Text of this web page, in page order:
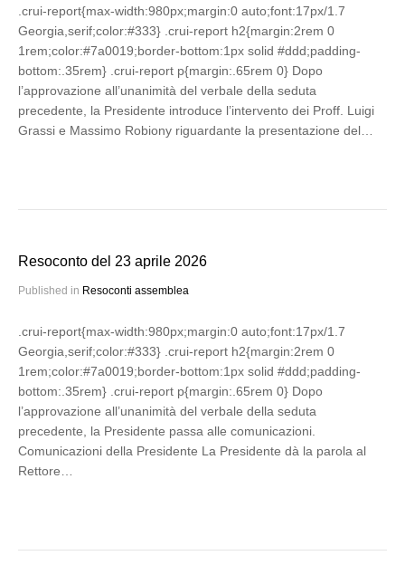
.crui-report{max-width:980px;margin:0 auto;font:17px/1.7
Georgia,serif;color:#333} .crui-report h2{margin:2rem 0
1rem;color:#7a0019;border-bottom:1px solid #ddd;padding-
bottom:.35rem} .crui-report p{margin:.65rem 0} Dopo
l’approvazione all’unanimità del verbale della seduta
precedente, la Presidente introduce l’intervento dei Proff. Luigi
Grassi e Massimo Robiony riguardante la presentazione del…
Resoconto del 23 aprile 2026
Published in Resoconti assemblea
.crui-report{max-width:980px;margin:0 auto;font:17px/1.7
Georgia,serif;color:#333} .crui-report h2{margin:2rem 0
1rem;color:#7a0019;border-bottom:1px solid #ddd;padding-
bottom:.35rem} .crui-report p{margin:.65rem 0} Dopo
l’approvazione all’unanimità del verbale della seduta
precedente, la Presidente passa alle comunicazioni.
Comunicazioni della Presidente La Presidente dà la parola al
Rettore…